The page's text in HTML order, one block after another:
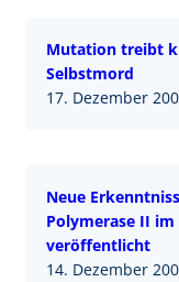
Mutation treibt
Selbstmord
17. Dezember
Neue
Polymerase II im
veröffentlicht
14. Dezember